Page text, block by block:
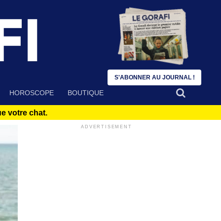
HOROSCOPE BOUTIQUE
votre chat.
ADVERTISEMENT
S'ABONNER AU JOURNAL !